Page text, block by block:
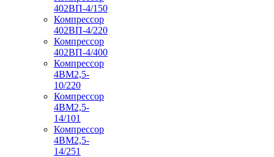
402ВП-4/150
Компрессор
402ВП-4/220
Компрессор
402ВП-4/400
Компрессор
4ВМ2,5-
10/220
Компрессор
4ВМ2,5-
14/101
Компрессор
4ВМ2,5-
14/251